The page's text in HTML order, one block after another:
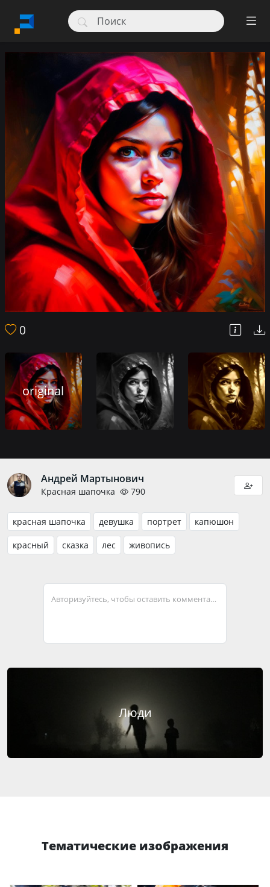
0
original
Андрей Мартынович
Красная шапочка 790
красная шапочка девушка портрет капюшон
красный сказка лес живопись
Авторизуйтесь, чтобы оставить комментарий
Люди
Тематические изображения